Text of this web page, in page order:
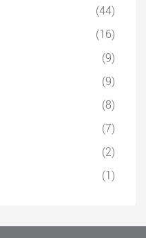
(44)
(16)
(9)
(9)
(8)
(7)
(2)
(1)